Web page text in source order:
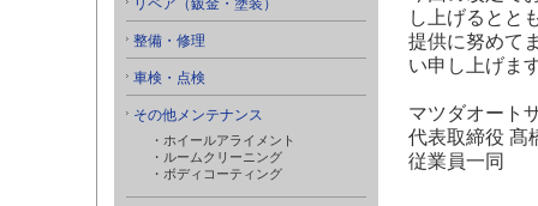
リペア（鈑金・塗装）
整備・修理
車検・点検
その他メンテナンス
・ホイールアライメント
・ルームクリーニング
・ボディコーティング
し上げるとと
提供に努めて
い申し上げま
マツダオート
代表取締役 髙
従業員一同